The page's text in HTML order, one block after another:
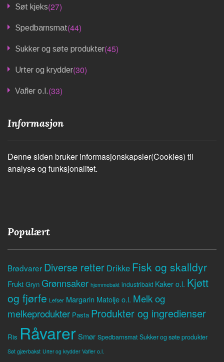
Søt kjeks(27)
Spedbarnsmat(44)
Sukker og søte produkter(45)
Urter og krydder(30)
Vafler o.l.(33)
Informasjon
Denne siden bruker informasjonskapsler(Cookies) til
analyse og funksjonalitet.
Populært
Brødvarer Diverse retter Drikke Fisk og skalldyr
Frukt Gryn Grønnsaker hjemmebakt industribakt Kaker o.l. Kjøtt
og fjørfe Lefser Margarin Matolje o.l. Melk og
melkeprodukter Pasta Produkter og ingredienser
Ris RåvarerSmør Spedbarnsmat Sukker og søte produkter
Søt gjærbakst Urter og krydder Vafler o.l.